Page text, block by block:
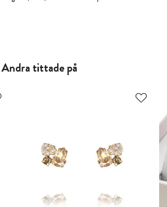
Andra tittade på